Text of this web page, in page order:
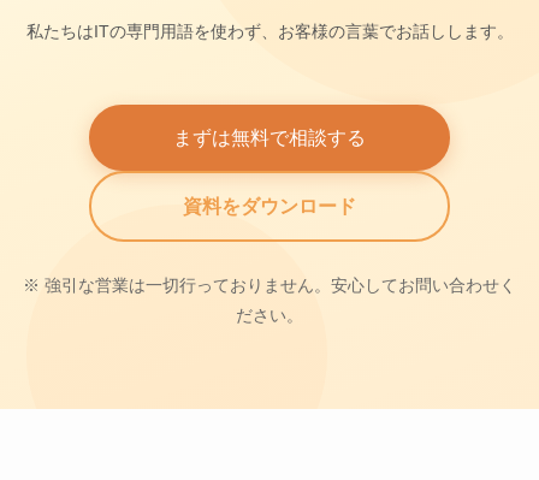
私たちはITの専門用語を使わず、お客様の言葉でお話しします。
まずは無料で相談する
資料をダウンロード
※ 強引な営業は一切行っておりません。安心してお問い合わせく
ださい。